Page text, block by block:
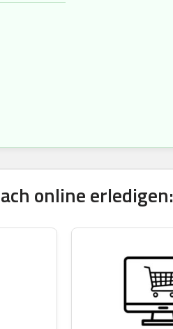
online erledigen: